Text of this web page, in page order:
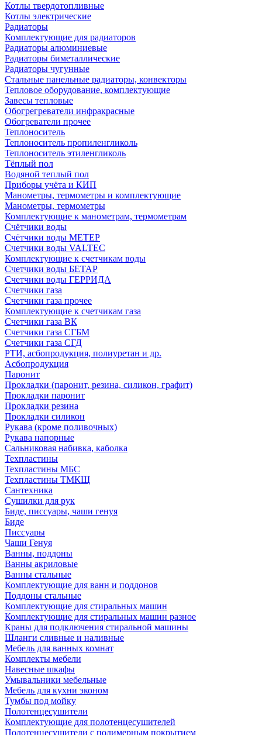
Котлы твердотопливные
Котлы электрические
Радиаторы
Комплектующие для радиаторов
Радиаторы алюминиевые
Радиаторы биметаллические
Радиаторы чугунные
Стальные панельные радиаторы, конвекторы
Тепловое оборудование, комплектующие
Завесы тепловые
Обогрегреватели инфракрасные
Обогреватели прочее
Теплоноситель
Теплоноситель пропиленгликоль
Теплоноситель этиленгликоль
Тёплый пол
Водяной теплый пол
Приборы учёта и КИП
Манометры, термометры и комплектующие
Манометры, термометры
Комплектующие к манометрам, термометрам
Счётчики воды
Счётчики воды МЕТЕР
Счетчики воды VALTEC
Комплектующие к счетчикам воды
Счетчики воды БЕТАР
Счетчики воды ГЕРРИДА
Счетчики газа
Счетчики газа прочее
Комплектующие к счетчикам газа
Счетчики газа ВК
Счетчики газа СГБМ
Счетчики газа СГД
РТИ, асбопродукция, полиуретан и др.
Асбопродукция
Паронит
Прокладки (паронит, резина, силикон, графит)
Прокладки паронит
Прокладки резина
Прокладки силикон
Рукава (кроме поливочных)
Рукава напорные
Сальниковая набивка, каболка
Техпластины
Техпластины МБС
Техпластины ТМКЩ
Сантехника
Сушилки для рук
Биде, писсуары, чаши генуя
Биде
Писсуары
Чаши Генуя
Ванны, поддоны
Ванны акриловые
Ванны стальные
Комплектующие для ванн и поддонов
Поддоны стальные
Комплектующие для стиральных машин
Комплектующие для стиральных машин разное
Краны для подключения стиральной машины
Шланги сливные и наливные
Мебель для ванных комнат
Комплекты мебели
Навесные шкафы
Умывальники мебельные
Мебель для кухни эконом
Тумбы под мойку
Полотенцесушители
Комплектующие для полотенцесушителей
Полотенцесушители с полимерным покрытием